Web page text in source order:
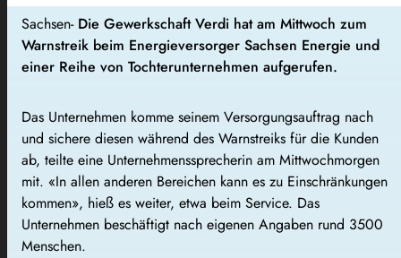
Sachsen- Die Gewerkschaft Verdi hat am Mittwoch zum
Warnstreik beim Energieversorger Sachsen Energie und
einer Reihe von Tochterunternehmen aufgerufen.
Das Unternehmen komme seinem Versorgungsauftrag nach
und sichere diesen während des Warnstreiks für die Kunden
ab, teilte eine Unternehmenssprecherin am Mittwochmorgen
mit. «In allen anderen Bereichen kann es zu Einschränkungen
kommen», hieß es weiter, etwa beim Service. Das
Unternehmen beschäftigt nach eigenen Angaben rund 3500
Menschen.